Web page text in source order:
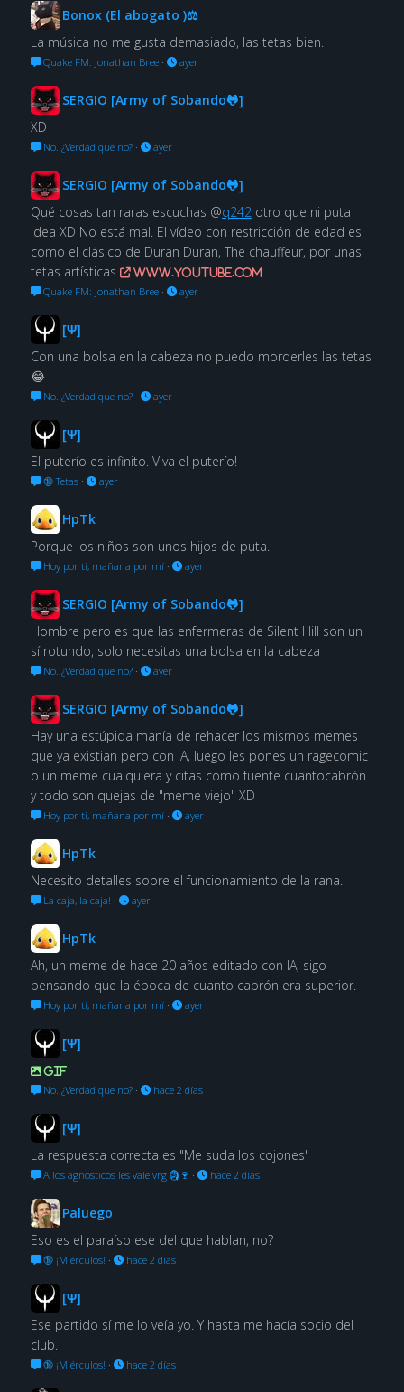
Bonox (El abogato )⚖
La música no me gusta demasiado, las tetas bien.
Quake FM: Jonathan Bree· ayer
SERGIO [Army of Sobando🐸]
XD
No. ¿Verdad que no?· ayer
SERGIO [Army of Sobando🐸]
Qué cosas tan raras escuchas @q242 otro que ni puta
idea XD No está mal. El vídeo con restricción de edad es
como el clásico de Duran Duran, The chauffeur, por unas
tetas artísticas
www.youtube.com
Quake FM: Jonathan Bree· ayer
[Ψ]
Con una bolsa en la cabeza no puedo morderles las tetas
😂
No. ¿Verdad que no?· ayer
[Ψ]
El puterío es infinito. Viva el puterío!
🔞 Tetas· ayer
HpTk
Porque los niños son unos hijos de puta.
Hoy por ti, mañana por mí· ayer
SERGIO [Army of Sobando🐸]
Hombre pero es que las enfermeras de Silent Hill son un
sí rotundo, solo necesitas una bolsa en la cabeza
No. ¿Verdad que no?· ayer
SERGIO [Army of Sobando🐸]
Hay una estúpida manía de rehacer los mismos memes
que ya existian pero con IA, luego les pones un ragecomic
o un meme cualquiera y citas como fuente cuantocabrón
y todo son quejas de "meme viejo" XD
Hoy por ti, mañana por mí· ayer
HpTk
Necesito detalles sobre el funcionamiento de la rana.
La caja, la caja! · ayer
HpTk
Ah, un meme de hace 20 años editado con IA, sigo
pensando que la época de cuanto cabrón era superior.
Hoy por ti, mañana por mí· ayer
[Ψ]
GIF
No. ¿Verdad que no?· hace 2 días
[Ψ]
La respuesta correcta es "Me suda los cojones"
A los agnosticos les vale vrg 🗿🍷 · hace 2 días
Paluego
Eso es el paraíso ese del que hablan, no?
🔞 ¡Miérculos! · hace 2 días
[Ψ]
Ese partido sí me lo veía yo. Y hasta me hacía socio del
club.
🔞 ¡Miérculos! · hace 2 días